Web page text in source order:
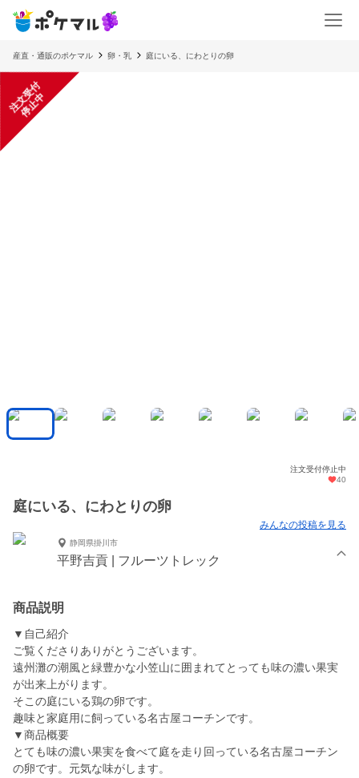
産直・通販のポケマル 卵・乳 庭にいる、にわとりの卵
注
文
受
付
停
止
中
注文受付停止中
40
庭にいる、にわとりの卵
みんなの投稿を見る
静岡県掛川市
平野吉貢 | フルーツトレック
商品説明
▼自己紹介
ご覧くださりありがとうございます。
遠州灘の潮風と緑豊かな小笠山に囲まれてとっても味の濃い果実
が出来上がります。
そこの庭にいる鶏の卵です。
趣味と家庭用に飼っている名古屋コーチンです。
▼商品概要
とても味の濃い果実を食べて庭を走り回っている名古屋コーチン
の卵です。元気な味がします。